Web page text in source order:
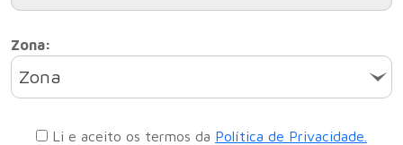
Zona:
Zona
Li e aceito os termos da Política de Privacidade.